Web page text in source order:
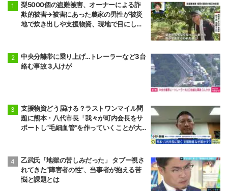
梨5000個の盗難被害、オーナーによる詐
欺的被害→被害にあった農家の男性が被災
地で炊き出しや支援物資、現地で目にし
中央分離帯に乗り上げ…トレーラーなど3台
絡む事故 3人けが
支援物資どう届ける？ラストワンマイル問
題に熊本・八代市長「我々が町内会長をサ
ポートし”毛細血管”を作っていくことが大
乙武氏「地獄の苦しみだった」 タブー視さ
れてきた“障害者の性”、当事者が抱える苦
悩と課題とは